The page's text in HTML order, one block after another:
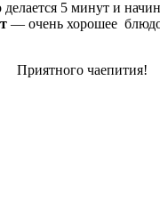
5 минут и
— очень хорошее блюдо
Приятного чаепития!